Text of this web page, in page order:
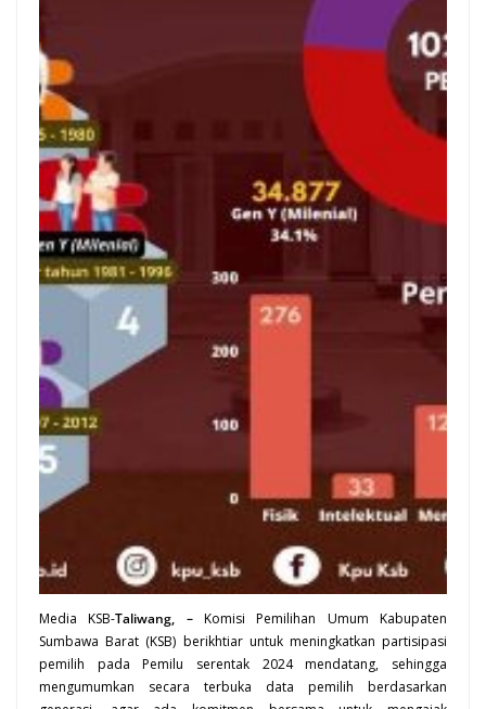
Media KSB-Taliwang, –Komisi Pemilihan Umum Kabupaten
Sumbawa Barat (KSB) berikhtiar untuk meningkatkan partisipasi
pemilih pada Pemilu serentak 2024 mendatang, sehingga
mengumumkan secara terbuka data pemilih berdasarkan